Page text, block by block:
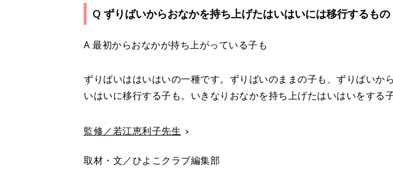
Q ずりばいからおなかを持ち上げたはいはいには移行するもの
A 最初からおなかが持ち上がっている子も
ずりばいははいはいの一種です。ずりばいのままの子も、ずりばいか
いはいに移行する子も。いきなりおなかを持ち上げたはいはいをする子
監修／若江恵利子先生
取材・文／ひよこクラブ編集部